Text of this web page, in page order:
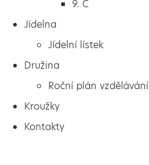
9. C
Jídelna
Jídelní lístek
Družina
Roční plán vzdělávání
Kroužky
Kontakty